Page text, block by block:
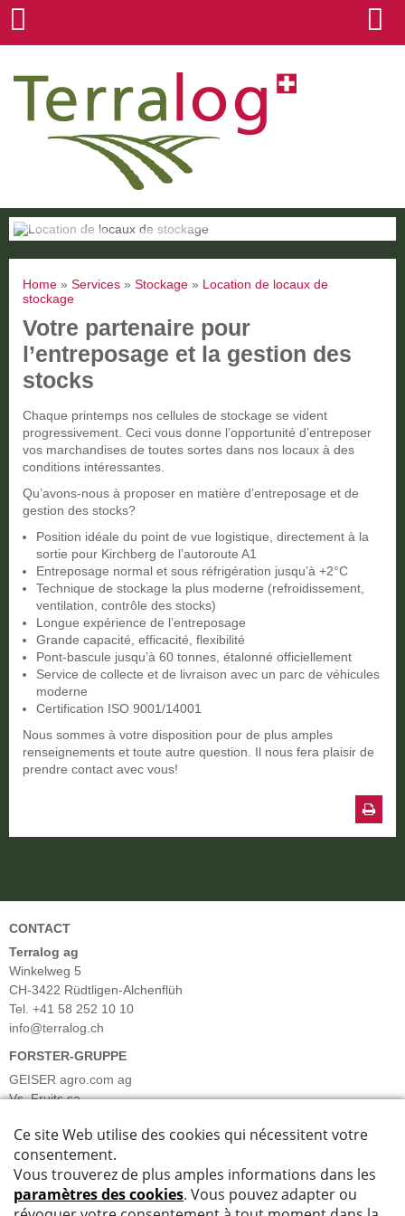
Home » Services » Stockage » Location de locaux de
stockage
Votre partenaire pour
l’entreposage et la gestion des
stocks
Chaque printemps nos cellules de stockage se vident
progressivement. Ceci vous donne l’opportunité d’entreposer
vos marchandises de toutes sortes dans nos locaux à des
conditions intéressantes.
Qu’avons-nous à proposer en matière d’entreposage et de
gestion des stocks?
Position idéale du point de vue logistique, directement à la
sortie pour Kirchberg de l’autoroute A1
Entreposage normal et sous réfrigération jusqu’à +2°C
Technique de stockage la plus moderne (refroidissement,
ventilation, contrôle des stocks)
Longue expérience de l’entreposage
Grande capacité, efficacité, flexibilité
Pont-bascule jusqu’à 60 tonnes, étalonné officiellement
Service de collecte et de livraison avec un parc de véhicules
moderne
Certification ISO 9001/14001
Nous sommes à votre disposition pour de plus amples
renseignements et toute autre question. Il nous fera plaisir de
prendre contact avec vous!
CONTACT
Terralog ag
Winkelweg 5
CH-3422 Rüdtligen-Alchenflüh
Tel. +41 58 252 10 10
info@terralog.ch
FORSTER-GRUPPE
GEISER agro.com ag
Vs. Fruits sa
Forster Salatgarten AG
Barmettler Gemüsekulturen AG
Bösiger Gemüsekulturen AG
INFORMATIONS